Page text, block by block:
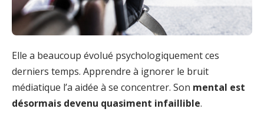
Elle a beaucoup évolué psychologiquement ces
derniers temps. Apprendre à ignorer le bruit
médiatique l’a aidée à se concentrer. Son mental est
désormais devenu quasiment infaillible.